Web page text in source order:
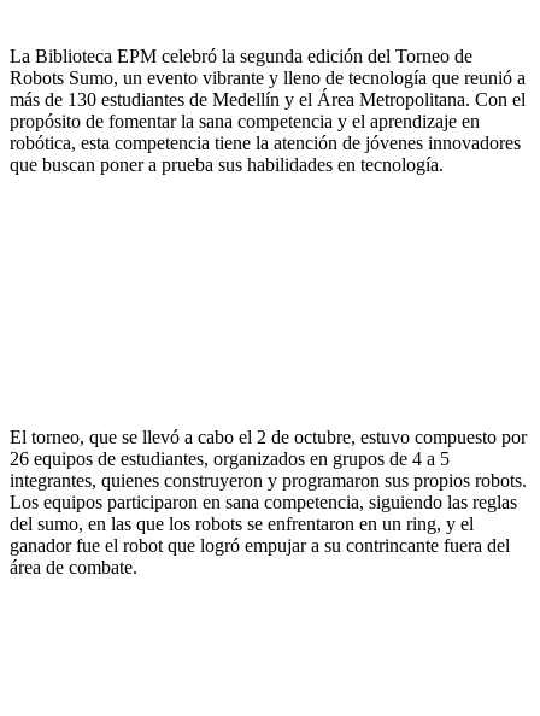
La Biblioteca EPM celebró la segunda edición del Torneo de
Robots Sumo, un evento vibrante y lleno de tecnología que reunió a
más de 130 estudiantes de Medellín y el Área Metropolitana. Con el
propósito de fomentar la sana competencia y el aprendizaje en
robótica, esta competencia tiene la atención de jóvenes innovadores
que buscan poner a prueba sus habilidades en tecnología.
El torneo, que se llevó a cabo el 2 de octubre, estuvo compuesto por
26 equipos de estudiantes, organizados en grupos de 4 a 5
integrantes, quienes construyeron y programaron sus propios robots.
Los equipos participaron en sana competencia, siguiendo las reglas
del sumo, en las que los robots se enfrentaron en un ring, y el
ganador fue el robot que logró empujar a su contrincante fuera del
área de combate.